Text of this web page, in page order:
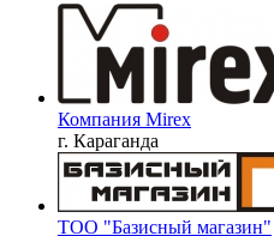
Компания Mirex
г. Караганда
ТОО "Базисный магазин"